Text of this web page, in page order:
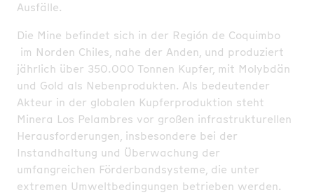
Ausfälle.
Die Mine befindet sich in der Región de Coquimbo
im Norden Chiles, nahe der Anden, und produziert
jährlich über 350.000 Tonnen Kupfer, mit Molybdän
und Gold als Nebenprodukten. Als bedeutender
Akteur in der globalen Kupferproduktion steht
Minera Los Pelambres vor großen infrastrukturellen
Herausforderungen, insbesondere bei der
Instandhaltung und Überwachung der
umfangreichen Förderbandsysteme, die unter
extremen Umweltbedingungen betrieben werden.